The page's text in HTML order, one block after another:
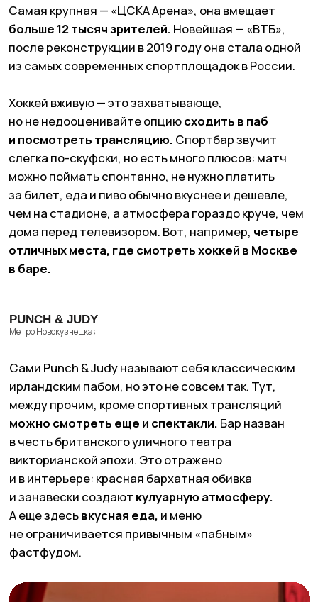
Punch & Judy. Фото: сайт заведения
Лига Пап. Фото: сайт заведения
Действительно легендарное место, в котором
москвичи смотрят спорт
поделены на три зоны: более тихий зал
«Черчиль», комната для приватных трансляций
и«Трибуна» — атмосферное пространство
с кирпичными сводами.Здесь будут главные
болельщики и все веселье.
ЛИГА ПАП
Метро Лубянка